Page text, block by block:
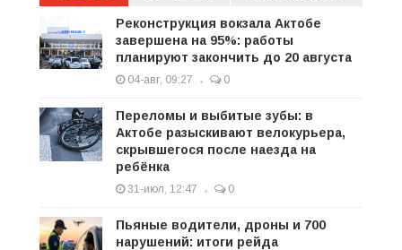
Реконструкция вокзала Актобе
завершена на 95%: работы
планируют закончить до 20 августа
04-авг, 09:27 0
Переломы и выбитые зубы: в
Актобе разыскивают велокурьера,
скрывшегося после наезда на
ребёнка
31-июл, 12:47 0
Пьяные водители, дроны и 700
нарушений: итоги рейда